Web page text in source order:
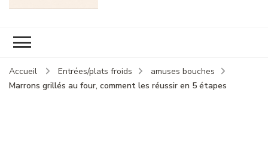
Accueil Entrées/plats froids
amuses bouches
Marrons grillés au four, comment les réussir en 5 étapes